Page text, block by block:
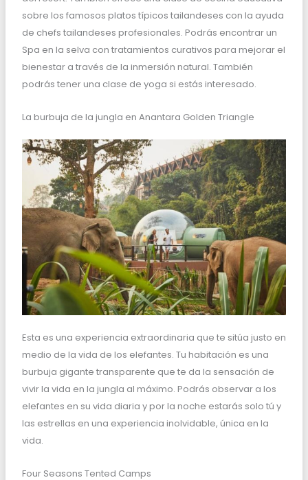
sobre los famosos platos típicos tailandeses con la ayuda
de chefs tailandeses profesionales. Podrás encontrar un
Spa en la selva con tratamientos curativos para mejorar el
bienestar a través de la inmersión natural. También
podrás tener una clase de yoga si estás interesado.
La burbuja de la jungla en Anantara Golden Triangle
Esta es una experiencia extraordinaria que te sitúa justo en
medio de la vida de los elefantes. Tu habitación es una
burbuja gigante transparente que te da la sensación de
vivir la vida en la jungla al máximo. Podrás observar a los
elefantes en su vida diaria y por la noche estarás solo tú y
las estrellas en una experiencia inolvidable, única en la
vida.
Four Seasons Tented Camps